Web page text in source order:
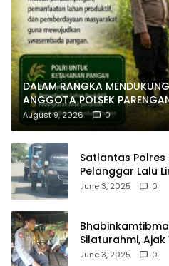
DALAM RANGKA
ANGGOTA POLSEK
JAGUNG DI DESA
August 9, 2026 0
Satlantas
Pelanggar Lalu
Kendaraan Tak
June 3, 2025 0
Silaturahmi,
Lingkungan
June 3, 2025 0